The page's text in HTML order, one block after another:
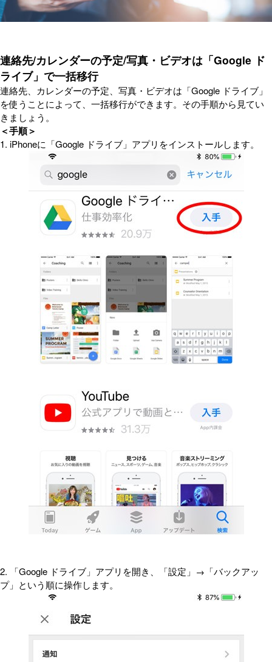
連絡先/カレンダーの予定/写真・ビデオは「Google ド
ライブ」で一括移行
連絡先、カレンダーの予定、写真・ビデオは「Google ドライブ」
を使うことによって、一括移行ができます。その手順から見てい
きましょう。
＜手順＞
1. iPhoneに「Google ドライブ」アプリをインストールします。
2. 「Google ドライブ」アプリを開き、「設定」→「バックアッ
プ」という順に操作します。